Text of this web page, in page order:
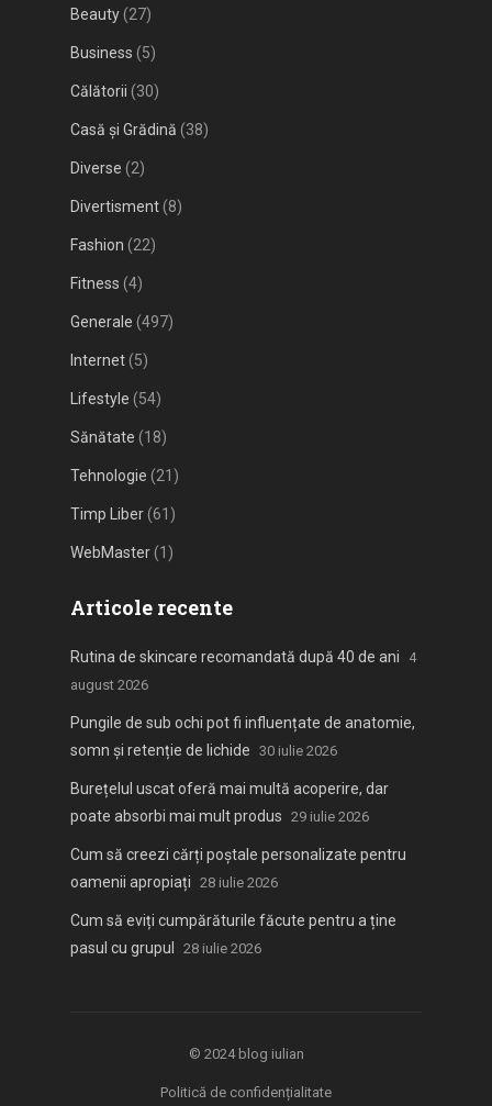
Beauty(27)
Business (5)
Călătorii (30)
Casă și Grădină (38)
Diverse (2)
Divertisment(8)
Fashion (22)
Fitness (4)
Generale (497)
Internet(5)
Lifestyle (54)
Sănătate (18)
Tehnologie (21)
Timp Liber(61)
WebMaster(1)
Articole recente
Rutina de skincare recomandată după 40 de ani
4
august 2026
Pungile de sub ochi pot fi influențate de anatomie,
somn și retenție de lichide 30 iulie 2026
Burețelul uscat oferă mai multă acoperire, dar
poate absorbi mai mult produs 29 iulie 2026
Cum să creezi cărți poștale personalizate pentru
oamenii apropiați 28 iulie 2026
Cum să eviți cumpărăturile făcute pentru a ține
pasul cu grupul
28 iulie 2026
© 2024 blog iulian
Politică de confidențialitate